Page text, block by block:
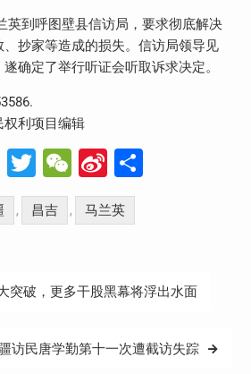
英到呼图壁县信访局，要求彻底解决
抄家等造成的损失。信访局领导见
确定了举行听证会听取诉求决定。
权利项目编辑
Facebook
Twitter
WeChat
Sina
Weibo
分
, 昌吉 , 马兰英
突破，更多干股黑幕将浮出水面
访民唐学勤第十一次遭截访失踪